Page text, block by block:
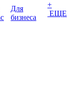
Для
бизнеса
+
ЕЩЕ